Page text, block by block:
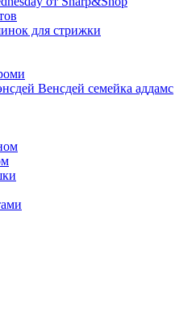
для стрижки
Венсдей семейка аддамс